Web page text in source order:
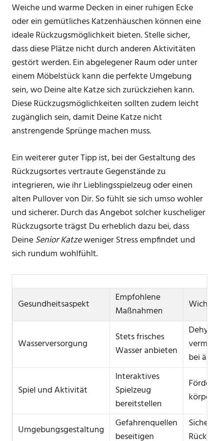
Weiche und warme Decken in einer ruhigen Ecke
oder ein gemütliches Katzenhäuschen können eine
ideale Rückzugsmöglichkeit bieten. Stelle sicher,
dass diese Plätze nicht durch anderen Aktivitäten
gestört werden. Ein abgelegener Raum oder unter
einem Möbelstück kann die perfekte Umgebung
sein, wo Deine alte Katze sich zurückziehen kann.
Diese Rückzugsmöglichkeiten sollten zudem leicht
zugänglich sein, damit Deine Katze nicht
anstrengende Sprünge machen muss.
Ein weiterer guter Tipp ist, bei der Gestaltung des
Rückzugsortes vertraute Gegenstände zu
integrieren, wie ihr Lieblingsspielzeug oder einen
alten Pullover von Dir. So fühlt sie sich umso wohler
und sicherer. Durch das Angebot solcher kuscheliger
Rückzugsorte trägst Du erheblich dazu bei, dass
DeineSenior Katzeweniger Stress empfindet und
sich rundum wohlfühlt.
Gesundheitsaspekt
Empfohlene
Maßnahmen
Wasserversorgung
Stets frisches
Wasser anbieten
bei
Spiel und Aktivität
Interaktives
Spielzeug
bereitstellen
Umgebungsgestaltung
Gefahrenquellen
beseitigen